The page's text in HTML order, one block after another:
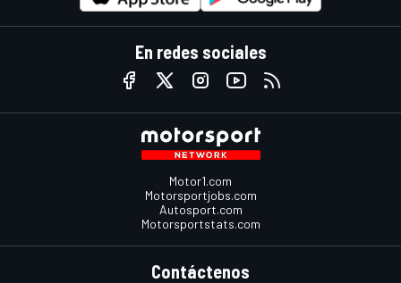
En redes sociales
Motor1.com
Motorsportjobs.com
Autosport.com
Motorsportstats.com
Contáctenos